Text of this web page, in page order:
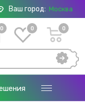
Ваш город: Москва
0 0 0